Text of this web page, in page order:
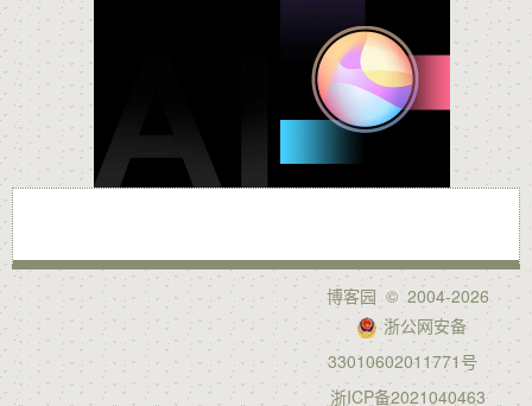
博客园 © 2004-2026
浙公网安备
33010602011771号
浙ICP备2021040463